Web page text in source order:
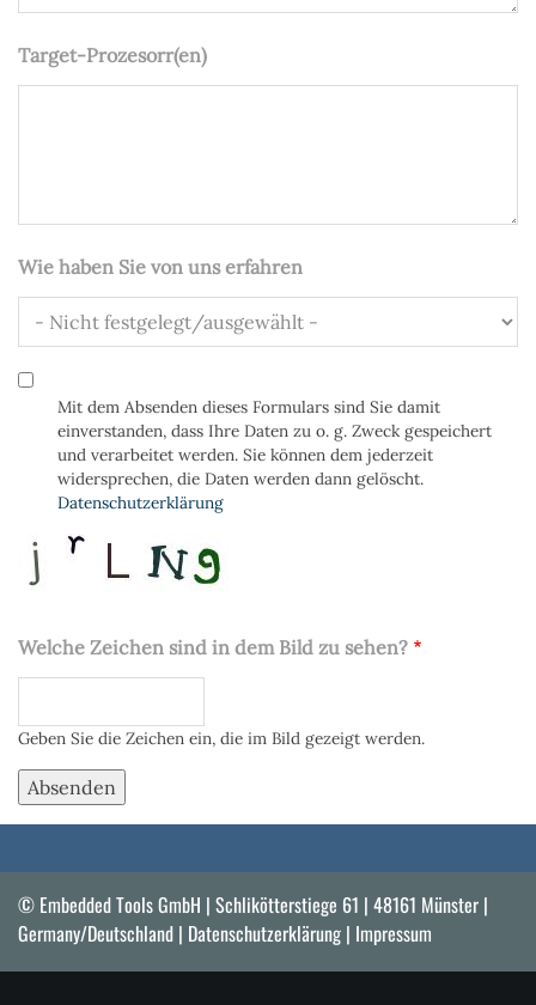
Target-Prozesorr(en)
Wie haben Sie von uns erfahren
Datenschutz
Mit dem Absenden dieses Formulars sind Sie damit
einverstanden, dass Ihre Daten zu o. g. Zweck gespeichert
und verarbeitet werden. Sie können dem jederzeit
widersprechen, die Daten werden dann gelöscht.
Datenschutzerklärung
Welche Zeichen sind in dem Bild zu sehen?
Geben Sie die Zeichen ein, die im Bild gezeigt werden.
© Embedded Tools GmbH | Schlikötterstiege 61 | 48161 Münster |
Germany/Deutschland | Datenschutzerklärung | Impressum